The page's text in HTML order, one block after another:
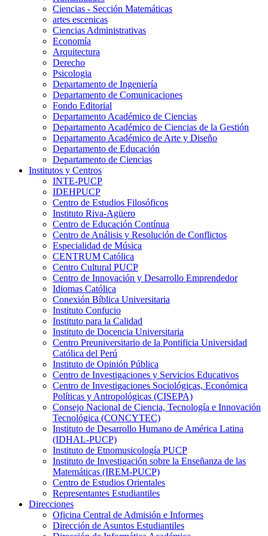
Ciencias - Sección Matemáticas
artes escenicas
Ciencias Administrativas
Economía
Arquitectura
Derecho
Psicologia
Departamento de Ingeniería
Departamento de Comunicaciones
Fondo Editorial
Departamento Académico de Ciencias
Departamento Académico de Ciencias de la Gestión
Departamento Académico de Arte y Diseño
Departamento de Educación
Departamento de Ciencias
Institutos y Centros
INTE-PUCP
IDEHPUCP
Centro de Estudios Filosóficos
Instituto Riva-Agüero
Centro de Educación Contínua
Centro de Análisis y Resolución de Conflictos
Especialidad de Música
CENTRUM Católica
Centro Cultural PUCP
Centro de Innovación y Desarrollo Emprendedor
Idiomas Católica
Conexión Bíblica Universitaria
Instituto Confucio
Instituto para la Calidad
Instituto de Docencia Universitaria
Centro Preuniversitario de la Pontificia Universidad
Católica del Perú
Instituto de Opinión Pública
Centro de Investigaciones y Servicios Educativos
Centro de Investigaciones Sociológicas, Económica
Políticas y Antropológicas (CISEPA)
Consejo Nacional de Ciencia, Tecnología e Innovación
Tecnológica (CONCYTEC)
Instituto de Desarrollo Humano de América Latina
(IDHAL-PUCP)
Instituto de Etnomusicología PUCP
Instituto de Investigación sobre la Enseñanza de las
Matemáticas (IREM-PUCP)
Centro de Estudios Orientales
Representantes Estudiantiles
Direcciones
Oficina Central de Admisión e Informes
Dirección de Asuntos Estudiantiles